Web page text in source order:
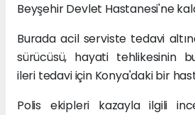
Beyşehir Devlet Hastanesi'ne
Burada acil serviste tedavi
sürücüsü, hayati tehlikesinin
ileri tedavi için Konya'daki bir
Polis ekipleri kazayla ilgili